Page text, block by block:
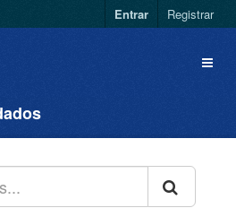
Entrar Registrar